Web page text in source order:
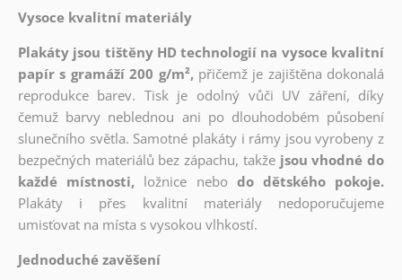
Vysoce kvalitní materiály
Plakáty jsou tištěny HD technologií na vysoce kvalitní
papír s gramáží 200 g/m², přičemž je zajištěna dokonalá
reprodukce barev. Tisk je odolný vůči UV záření, díky
čemuž barvy neblednou ani po dlouhodobém působení
slunečního světla. Samotné plakáty i rámy jsou vyrobeny z
bezpečných materiálů bez zápachu, takže jsou vhodné do
každé místnosti, ložnice nebo do dětského pokoje.
Plakáty i přes kvalitní materiály nedoporučujeme
umisťovat na místa s vysokou vlhkostí.
Jednoduché zavěšení